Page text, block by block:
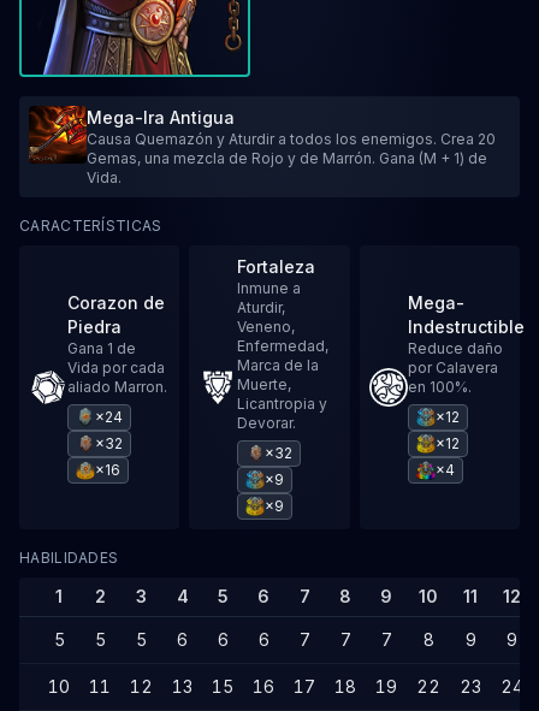
Mega-Ira Antigua
Causa Quemazón y Aturdir a todos los enemigos. Crea 20
Gemas, una mezcla de Rojo y de Marrón. Gana (M + 1) de
Vida.
CARACTERÍSTICAS
Corazon de
Piedra
Gana 1 de
Vida por cada
aliado Marron.
×24
×32
×16
Fortaleza
Inmune a
Aturdir,
Veneno,
Enfermedad,
Marca de la
Muerte,
Licantropia y
Devorar.
×32
×9
×9
Mega-
Indestructible
Reduce daño
por Calavera
en 100%.
×12
×12
×4
HABILIDADES
1 2 3 4 5 6 7 8 9 10 11 12
5 5 5 6 6 6 7 7 7 8 9 9
10 11 12 13 15 16 17 18 19 22 23 24